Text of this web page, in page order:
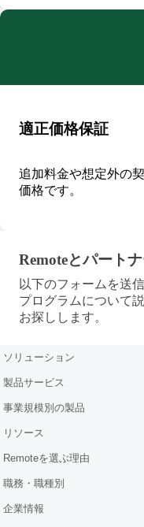
適正価格保証
追加料金や想定外の
価格です。
Remoteとパート
Remoteとパート
以下のフォームを送
プログラムについて
お探しします。
ソリューション
製品サービス
事業規模別の製品
リソース
Remoteを選ぶ理由
職務・職種別
企業情報